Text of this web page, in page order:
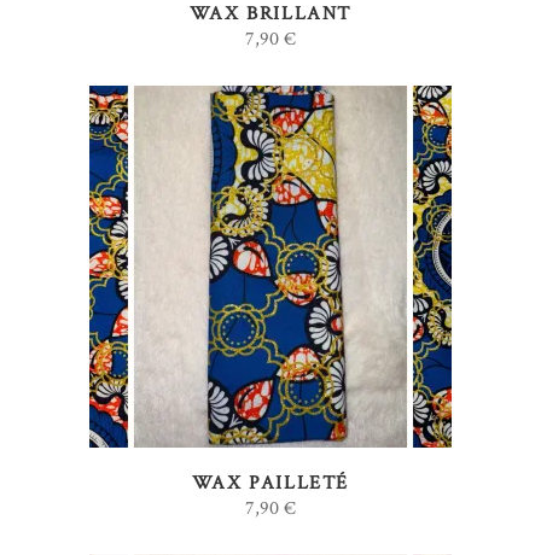
WAX BRILLANT
7,90€
AJOUTER AU PANIER
WAX PAILLETÉ
7,90€